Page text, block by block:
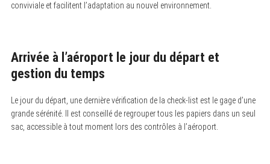
conviviale et facilitent l’adaptation au nouvel environnement.
Arrivée à l’aéroport le jour du départ et
gestion du temps
Le jour du départ, une dernière vérification de la check-list est le gage d’une
grande sérénité. Il est conseillé de regrouper tous les papiers dans un seul
sac, accessible à tout moment lors des contrôles à l’aéroport.